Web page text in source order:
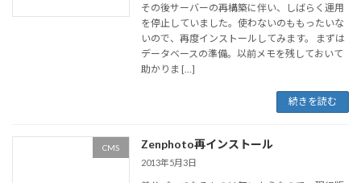
その後サーバーの再構築に伴い、しばらく運用
を停止していました。使わないのももったいな
いので、再度インストールしてみます。 まずは
データベースの準備。以前メモを残しておいて
助かりま […]
続きを読む
CMS Zenphoto再インストール
2013年5月3日